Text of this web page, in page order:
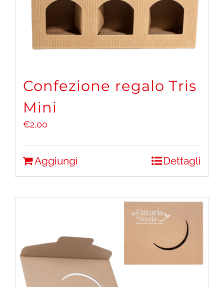
Confezione regalo Tris
Mini
€2,00
Aggiungi Dettagli